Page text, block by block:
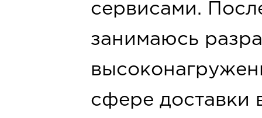
сервисами.
занимаюсь
сфере доставки